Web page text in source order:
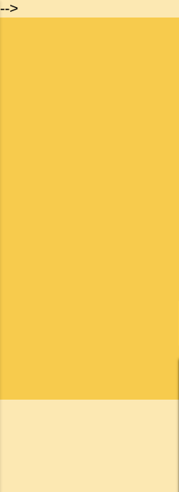
-->